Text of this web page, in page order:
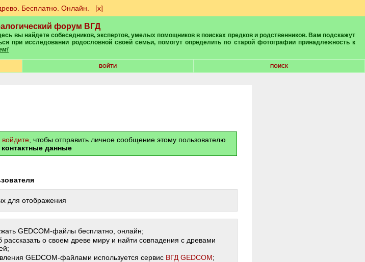
Бесплатно. Онлайн. [х]
форум ВГД
при исследовании родословной своей семьи, помогут определить по старой фотографии принадлежность к
ВОЙТИ ПОИСК
войдите , чтобы отправить личное сообщение этому пользователю
контактные данные
для отображения
GEDCOM-файлы бесплатно, онлайн;
рассказать о своем древе миру и найти совпадения с древами
GEDCOM-файлами используется сервис ВГД GEDCOM;